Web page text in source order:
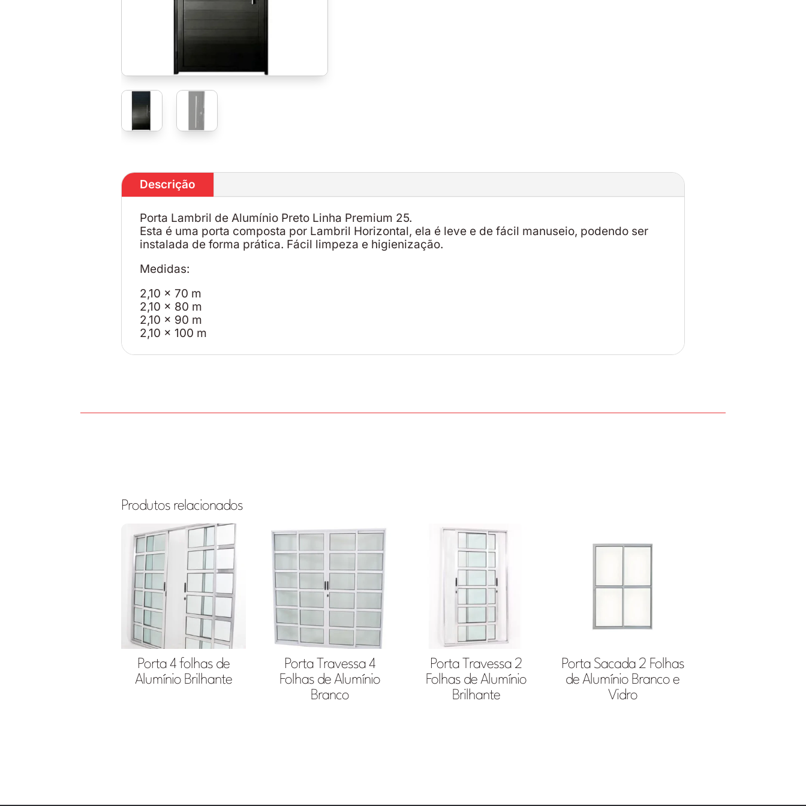
Descrição
Porta Lambril de Alumínio Preto Linha Premium 25.
Esta é uma porta composta por Lambril Horizontal, ela é leve e de fácil manuseio, podendo ser
instalada de forma prática. Fácil limpeza e higienização.
Medidas:
2,10 x 70 m
2,10 x 80 m
2,10 x 90 m
2,10 x 100 m
Produtos relacionados
Porta 4 folhas de
Alumínio Brilhante
Porta Travessa 4
Folhas de Alumínio
Branco
Porta Travessa 2
Folhas de Alumínio
Brilhante
Porta Sacada 2 Folhas
de Alumínio Branco e
Vidro